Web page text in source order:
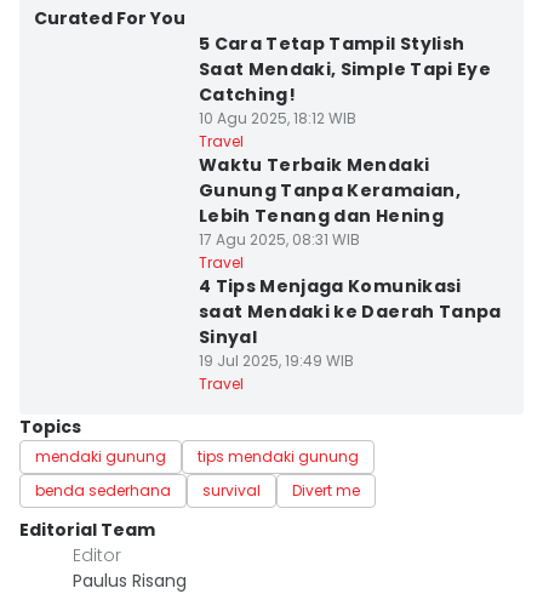
Curated For You
5 Cara Tetap Tampil Stylish
Saat Mendaki, Simple Tapi Eye
Catching!
10 Agu 2025, 18:12 WIB
Travel
Waktu Terbaik Mendaki
Gunung Tanpa Keramaian,
Lebih Tenang dan Hening
17 Agu 2025, 08:31 WIB
Travel
4 Tips Menjaga Komunikasi
saat Mendaki ke Daerah Tanpa
Sinyal
19 Jul 2025, 19:49 WIB
Travel
Topics
mendaki gunung
tips mendaki gunung
benda sederhana
survival Divert me
Editorial Team
Editor
Paulus Risang